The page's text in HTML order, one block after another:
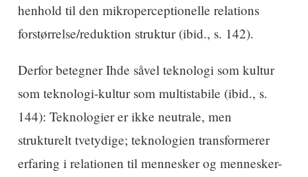
henhold til den mikroperceptionelle relations
forstørrelse/reduktion struktur (ibid., s. 142).
Derfor betegner Ihde såvel teknologi som kultur
som teknologi-kultur som multistabile (ibid., s.
144): Teknologier er ikke neutrale, men
strukturelt tvetydige; teknologien transformerer
erfaring i relationen til mennesker og mennesker-